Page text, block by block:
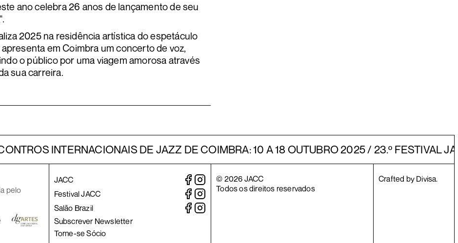
ano celebra 26 anos de lançamento de seu
2025 na residência artística do espetáculo
em Coimbra um concerto de voz,
o público por uma viagem amorosa através
sua carreira.
INTERNACIONAIS DE JAZZ DE COIMBRA: 10 A 18 OUTUBRO 2025 / 23.º
pelo
JACC
Festival JACC
Salão Brazil
Subscrever Newsletter
Torne-se Sócio
© 2026 JACC
Todos os direitos reservados
Crafted by Divisa.